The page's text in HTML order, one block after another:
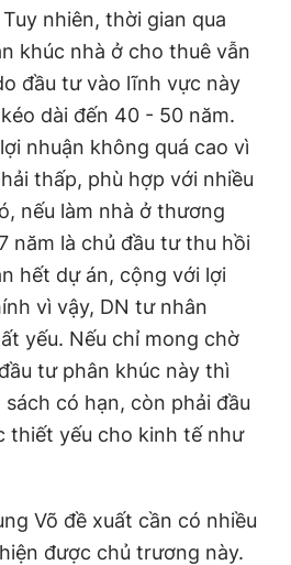
nhiên, thời gian qua
khúc nhà ở cho thuê vẫn
đầu tư vào lĩnh vực này
dài đến 40 - 50 năm.
nhuận không quá cao vì
thấp, phù hợp với nhiều
nếu làm nhà ở thương
năm là chủ đầu tư thu hồi
hết dự án, cộng với lợi
vì vậy, DN tư nhân
yếu. Nếu chỉ mong chờ
tư phân khúc này thì
có hạn, còn phải đầu
thiết yếu cho kinh tế như
Võ đề xuất cần có nhiều
được chủ trương này.